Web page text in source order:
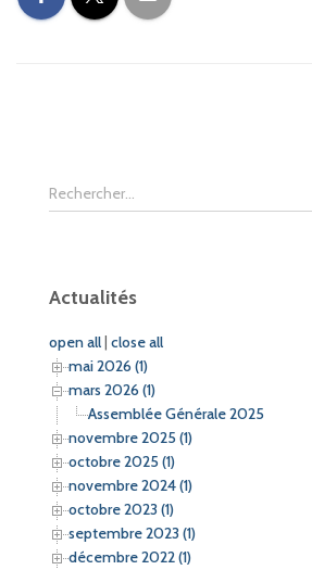
Rechercher…
Actualités
open all| close all
mai 2026 (1)
mars 2026 (1)
Assemblée Générale 2025
novembre 2025 (1)
octobre 2025 (1)
novembre 2024 (1)
octobre 2023 (1)
septembre 2023 (1)
décembre 2022 (1)